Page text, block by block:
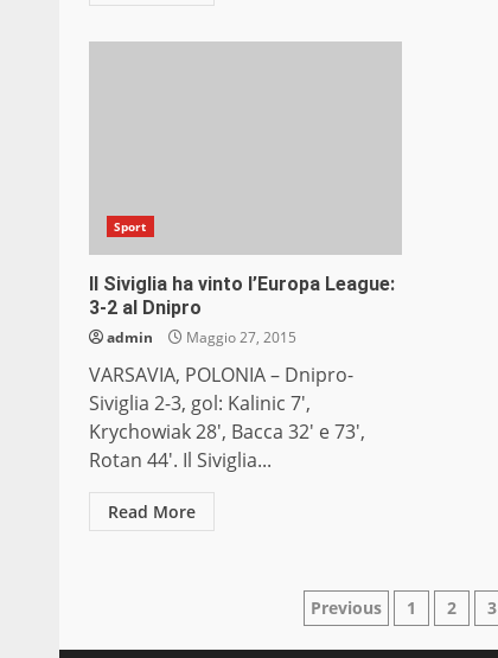
Sport
Il Siviglia ha vinto l’Europa League:
3-2 al Dnipro
admin Maggio 27, 2015
VARSAVIA, POLONIA – Dnipro-
Siviglia 2-3, gol: Kalinic 7′,
Krychowiak 28′, Bacca 32′ e 73′,
Rotan 44′. Il Siviglia...
Read More
Paginazione
Previous 1 2 3